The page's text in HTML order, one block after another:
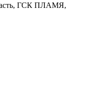
ГСК ПЛАМЯ,